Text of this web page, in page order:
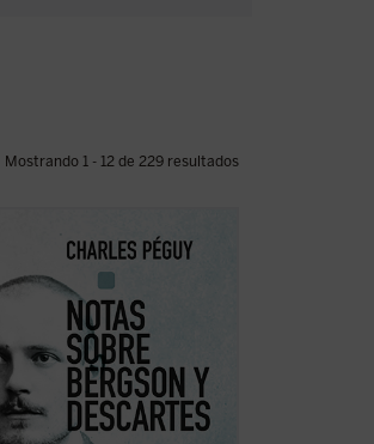
Mostrando 1 - 12 de 229 resultados
reúne los dos últimos escritos
Péguy antes de su muerte
el frente de la Primera Guerra
Nota sobre Henri Bergson y la
bergsonianayNota conjunta
y la filosofía ...